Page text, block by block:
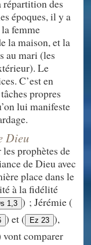
des
époques, il y a
femme
la maison, et la
au mari (les
Le
C’est en
propres
lui manifeste
Dieu
prophètes de
de Dieu avec
place dans le
à la fidélité
1,3 ) ; Jérémie (
) et ( Ez 23 ),
vont comparer